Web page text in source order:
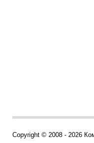
Copyright © 2008 - 2026